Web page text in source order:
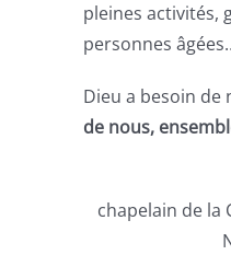
pleines activités,
personnes
Dieu a besoin de
de nous,
chapelain de la